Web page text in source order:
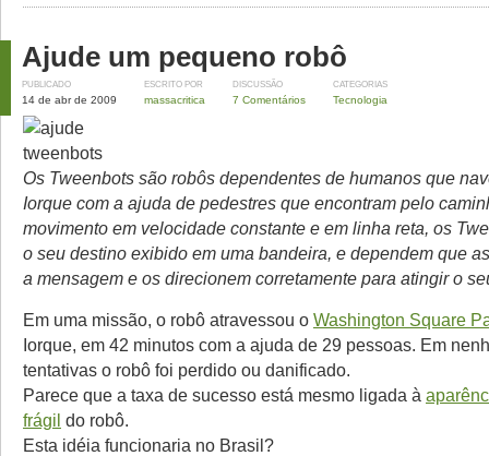
Ajude um pequeno robô
PUBLICADO
14 de abr de 2009
ESCRITO POR
massacritica
DISCUSSÃO
7 Comentários
CATEGORIAS
Tecnologia
Os Tweenbots são robôs dependentes de humanos que
Iorque com a ajuda de pedestres que encontram pelo
movimento em velocidade constante e em linha reta, os
o seu destino exibido em uma bandeira, e dependem que
a mensagem e os direcionem corretamente para atingir o
Em uma missão, o robô atravessou o Washington Square
Iorque, em 42 minutos com a ajuda de 29 pessoas. Em
tentativas o robô foi perdido ou danificado.
Parece que a taxa de sucesso está mesmo ligada à
frágil do robô.
Esta idéia funcionaria no Brasil?